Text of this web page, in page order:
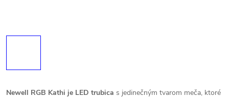
Newell RGB Kathi je LED trubica s jedinečným tvarom meča, ktoré